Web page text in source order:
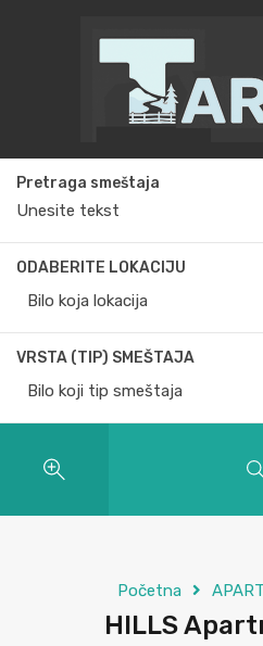
Pretraga smeštaja
ODABERITE LOKACIJU
Bilo koja lokacija
VRSTA (TIP) SMEŠTAJA
Bilo koji tip smeštaja
Početna
HILLS